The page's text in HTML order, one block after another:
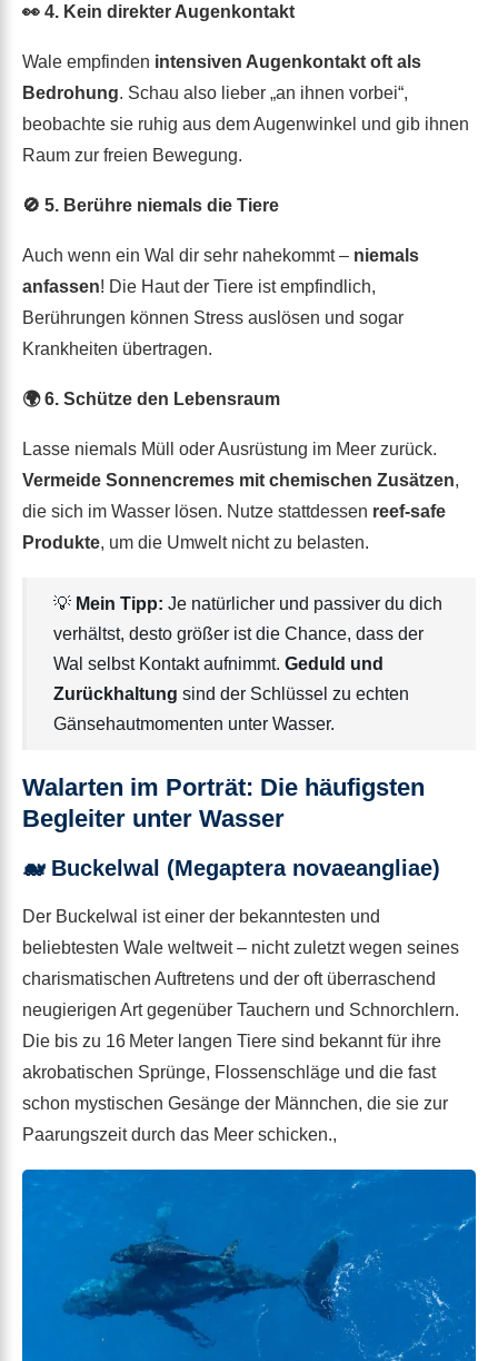
👀 4. Kein direkter Augenkontakt
Wale empfinden intensiven Augenkontakt oft als
Bedrohung. Schau also lieber „an ihnen vorbei“,
beobachte sie ruhig aus dem Augenwinkel und gib ihnen
Raum zur freien Bewegung.
🚫 5. Berühre niemals die Tiere
Auch wenn ein Wal dir sehr nahekommt – niemals
anfassen! Die Haut der Tiere ist empfindlich,
Berührungen können Stress auslösen und sogar
Krankheiten übertragen.
🌍 6. Schütze den Lebensraum
Lasse niemals Müll oder Ausrüstung im Meer zurück.
Vermeide Sonnencremes mit chemischen Zusätzen,
die sich im Wasser lösen. Nutze stattdessen reef-safe
Produkte, um die Umwelt nicht zu belasten.
💡 Mein Tipp: Je natürlicher und passiver du dich
verhältst, desto größer ist die Chance, dass der
Wal selbst Kontakt aufnimmt. Geduld und
Zurückhaltung sind der Schlüssel zu echten
Gänsehautmomenten unter Wasser.
Walarten im Porträt: Die häufigsten
Begleiter unter Wasser
🐋 Buckelwal (Megaptera novaeangliae)
Der Buckelwal ist einer der bekanntesten und
beliebtesten Wale weltweit – nicht zuletzt wegen seines
charismatischen Auftretens und der oft überraschend
neugierigen Art gegenüber Tauchern und Schnorchlern.
Die bis zu 16 Meter langen Tiere sind bekannt für ihre
akrobatischen Sprünge, Flossenschläge und die fast
schon mystischen Gesänge der Männchen, die sie zur
Paarungszeit durch das Meer schicken.,